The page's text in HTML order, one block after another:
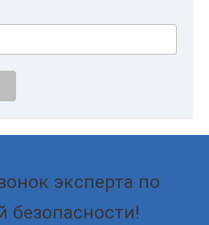
эксперта по
безопасности!